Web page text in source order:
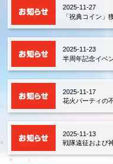
2025-11-27
「祝典コイン」
2025-11-23
半周年記念イベ
2025-11-17
花火パーティの
2025-11-13
戦隊遠征および